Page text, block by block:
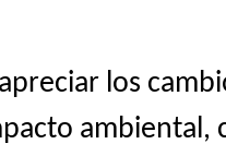
los
ambiental,